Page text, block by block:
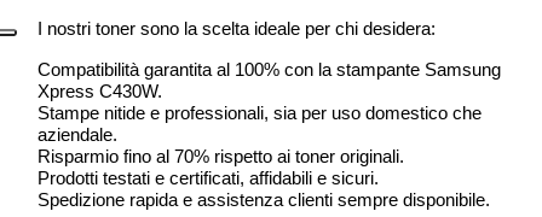
I nostri toner sono la scelta ideale per chi desidera:
Compatibilità garantita al 100% con la stampante Samsung
Xpress C430W.
Stampe nitide e professionali, sia per uso domestico che
aziendale.
Risparmio fino al 70% rispetto ai toner originali.
Prodotti testati e certificati, affidabili e sicuri.
Spedizione rapida e assistenza clienti sempre disponibile.